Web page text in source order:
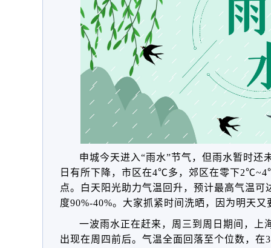
申城今天进入“雨水”节气，但雨水暂时还
日有所下降，市区在4℃多，郊区在零下
点。白天阳光助力气温回升，预计最高气温
度90%-40%。大家抓紧时间洗晒，因为明天又
一波雨水正在赶来，周三到周日期间，上
出现在周四前后。气温全面回落至个位数，